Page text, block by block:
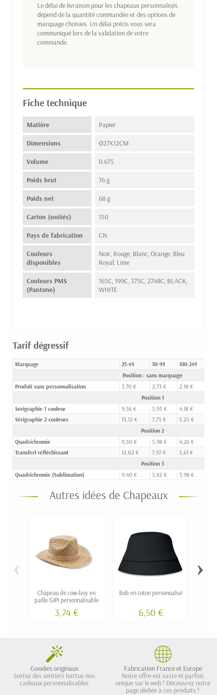
Le délai de livraison pour les chapeaux personnalisés
dépend de la quantité commandée et des options de
marquage choisies. Un délai précis vous sera
communiqué lors de la validation de votre
commande.
Fiche technique
Matière Papier
Dimensions Ø27X12CM
Volume 0.675
Poids brut 76 g
Poids net 68 g
Carton (unités) 150
Pays de fabrication CN
Couleurs
disponibles
Noir, Rouge, Blanc, Orange, Bleu
Royal, Lime
Couleurs PMS
(Pantone)
165C, 199C, 375C, 2748C, BLACK,
WHITE
Tarif dégressif
Marquage 25-49 50-99 100-249
Position : sans marquage
Produit sans personnalisation
3,70 € 2,73 € 2,18 €
Position 1
Sérigraphie 1 couleur
9,56 € 5,93 € 4,18 €
Sérigraphie 2 couleurs
13,12 € 7,73 € 5,25 €
Position 2
Quadrichromie
9,50 € 5,98 € 4,26 €
Transfert réfléchissant
12,02 € 7,97 € 5,61 €
Position 3
Quadrichromie (Sublimation)
9,40 € 5,82 € 3,98 €
Autres idées de Chapeaux
Chapeau de cow-boy en
paille GIPI personnalisable
3,74 €
Bob en coton personnalisé
6,50 €
‹ ›
Goodies originaux
Sortez des sentiers battus nos
cadeaux personnalisables
Fabrication France et Europe
Notre offre est vaste et parfois
unique sur le web ! Découvrez notre
page dédiée à ces produits !